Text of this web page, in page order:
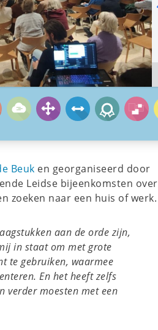
Beuk en georganiseerd door
Leidse bijeenkomsten over
zoeken naar een huis of werk.
aan de orde zijn,
in staat om met grote
te gebruiken, waarmee
En het heeft zelfs
verder moesten met een